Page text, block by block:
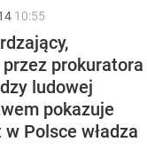
10:55
prokuratora
ludowej
pokazuje
Polsce władza